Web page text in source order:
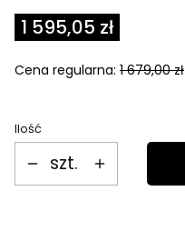
1 595,05 zł
Cena regularna: 1 679,00 zł
Ilość
szt.